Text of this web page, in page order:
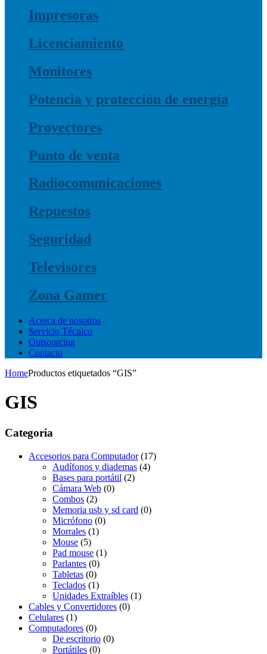
Impresoras
Licenciamiento
Monitores
Potencia y protección de energía
Proyectores
Punto de venta
Radiocomunicaciones
Repuestos
Seguridad
Televisores
Zona Gamer
Acerca de nosotros
Servicio Técnico
Outsourcing
Contacto
HomeProductos etiquetados “GIS”
GIS
Categoria
Accesorios para Computador (17)
Audífonos y diademas (4)
Bases para portátil (2)
Cámara Web (0)
Combos (2)
Memoria usb y sd card (0)
Micrófono (0)
Morrales (1)
Mouse (5)
Pad mouse (1)
Parlantes (0)
Tabletas (0)
Teclados (1)
Unidades Extraíbles (1)
Cables y Convertidores (0)
Celulares (1)
Computadores (0)
De escritorio (0)
Portátiles (0)